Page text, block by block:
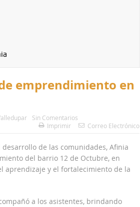
emprendimiento en
Sin Comentarios
Imprimir
Correo Electrónico
de las comunidades, Afinia
del barrio 12 de Octubre, en
aprendizaje y el fortalecimiento de la
a los asistentes, brindando